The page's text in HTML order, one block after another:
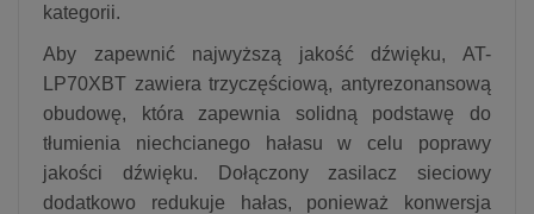
kategorii.
Aby zapewnić najwyższą jakość dźwięku, AT-
LP70XBT zawiera trzyczęściową, antyrezonansową
obudowę, która zapewnia solidną podstawę do
tłumienia niechcianego hałasu w celu poprawy
jakości dźwięku. Dołączony zasilacz sieciowy
dodatkowo redukuje hałas, ponieważ konwersja